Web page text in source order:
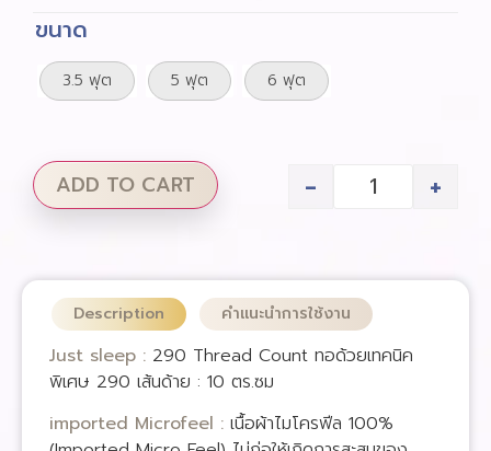
ขนาด
3.5 ฟุต 5 ฟุต 6 ฟุต
- +
ADD TO CART
Description คำแนะนำการใช้งาน
Just sleep : 290 Thread Count ทอด้วยเทคนิค
พิเศษ 290 เส้นด้าย : 10 ตร.ซม
imported Microfeel : เนื้อผ้าไมโครฟีล 100%